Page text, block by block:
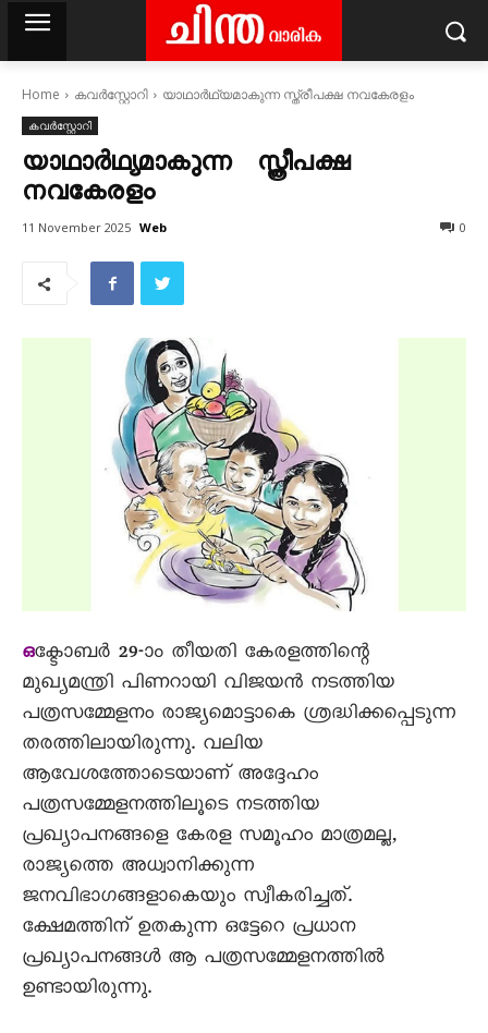
Home കവര്‍സ്റ്റോറി യാഥാർഥ്യമാകുന്ന സ്ത്രീപക്ഷ നവകേരളം
കവര്‍സ്റ്റോറി
യാഥാർഥ്യമാകുന്ന സ്ത്രീപക്ഷ
നവകേരളം
11 November 2025 Web 0
ഒക്ടോബർ 29-ാം തീയതി കേരളത്തിന്റെ
മുഖ്യമന്ത്രി പിണറായി വിജയൻ നടത്തിയ
പത്രസമ്മേളനം രാജ്യമൊട്ടാകെ ശ്രദ്ധിക്കപ്പെടുന്ന
തരത്തിലായിരുന്നു. വലിയ
ആവേശത്തോടെയാണ് അദ്ദേഹം
പത്രസമ്മേളനത്തിലൂടെ നടത്തിയ
പ്രഖ്യാപനങ്ങളെ കേരള സമൂഹം മാത്രമല്ല,
രാജ്യത്തെ അധ്വാനിക്കുന്ന
ജനവിഭാഗങ്ങളാകെയും സ്വീകരിച്ചത്.
ക്ഷേമത്തിന് ഉതകുന്ന ഒട്ടേറെ പ്രധാന
പ്രഖ്യാപനങ്ങൾ ആ പത്രസമ്മേളനത്തിൽ
ഉണ്ടായിരുന്നു.